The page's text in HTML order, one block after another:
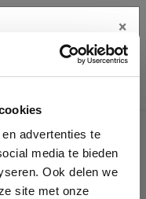
advertenties te
media te bieden
Ook delen we
site met onze
×